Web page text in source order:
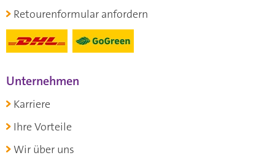
Retourenformular anfordern
Unternehmen
Karriere
Ihre Vorteile
Wir über uns